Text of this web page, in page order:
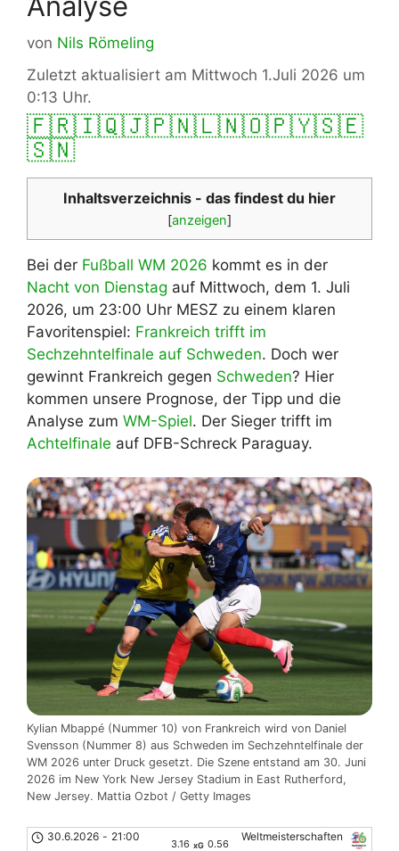
von Nils Römeling
Zuletzt aktualisiert am Mittwoch 1.Juli 2026 um
0:13 Uhr.
🇫🇷🇮🇶🇯🇵🇳🇱🇳🇴🇵🇾🇸🇪
🇸🇳
Inhaltsverzeichnis - das findest du hier
[anzeigen]
Bei der Fußball WM 2026 kommt es in der
Nacht von Dienstag auf Mittwoch, dem 1. Juli
2026, um 23:00 Uhr MESZ zu einem klaren
Favoritenspiel: Frankreich trifft im
Sechzehntelfinale auf Schweden. Doch wer
gewinnt Frankreich gegen Schweden? Hier
kommen unsere Prognose, der Tipp und die
Analyse zum WM-Spiel. Der Sieger trifft im
Achtelfinale auf DFB-Schreck Paraguay.
Kylian Mbappé (Nummer 10) von Frankreich wird von Daniel
Svensson (Nummer 8) aus Schweden im Sechzehntelfinale der
WM 2026 unter Druck gesetzt. Die Szene entstand am 30. Juni
2026 im New York New Jersey Stadium in East Rutherford,
New Jersey. Mattia Ozbot / Getty Images
Weltmeisterschaften
30.6.2026 - 21:00
3.16 xG 0.56